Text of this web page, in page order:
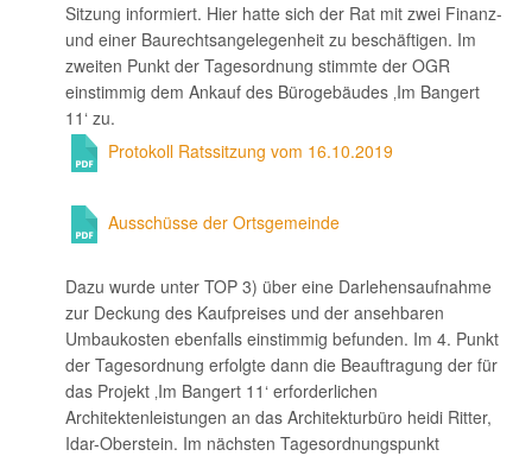
Sitzung informiert. Hier hatte sich der Rat mit zwei Finanz-
und einer Baurechtsangelegenheit zu beschäftigen. Im
zweiten Punkt der Tagesordnung stimmte der OGR
einstimmig dem Ankauf des Bürogebäudes ‚Im Bangert
11‘ zu.
Protokoll Ratssitzung vom 16.10.2019
Ausschüsse der Ortsgemeinde
Dazu wurde unter TOP 3) über eine Darlehensaufnahme
zur Deckung des Kaufpreises und der ansehbaren
Umbaukosten ebenfalls einstimmig befunden. Im 4. Punkt
der Tagesordnung erfolgte dann die Beauftragung der für
das Projekt ‚Im Bangert 11‘ erforderlichen
Architektenleistungen an das Architekturbüro heidi Ritter,
Idar-Oberstein. Im nächsten Tagesordnungspunkt